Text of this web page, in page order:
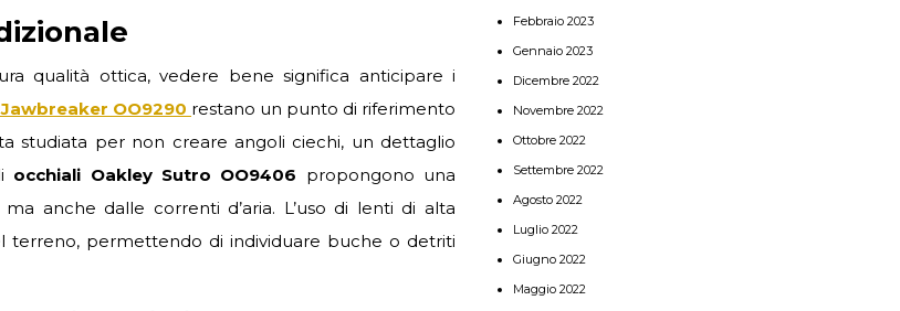
qualità ottica, vedere bene significa anticipare i
OO9290 restano un punto di riferimento
studiata per non creare angoli ciechi, un dettaglio
occhiali Oakley Sutro OO9406 propongono una
anche dalle correnti d’aria. L’uso di lenti di alta
terreno, permettendo di individuare buche o detriti
Febbraio 2023
Gennaio 2023
Dicembre 2022
Novembre 2022
Ottobre 2022
Settembre 2022
Agosto 2022
Luglio 2022
Giugno 2022
Maggio 2022